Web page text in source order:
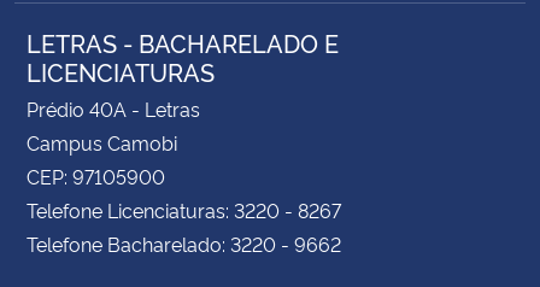
LETRAS - BACHARELADO E
LICENCIATURAS
Prédio 40A - Letras
Campus Camobi
CEP: 97105900
Telefone Licenciaturas: 3220 - 8267
Telefone Bacharelado: 3220 - 9662